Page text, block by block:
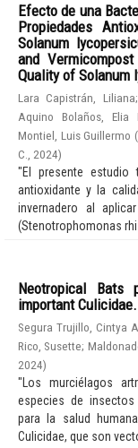
Efecto de una
Propiedades
Solanum
and
Quality of Solanum
Lara Capistrán, Liliana
Aquino Bolaños, Elia
Montiel, Luis Guillermo (
C.
2024)
"El presente estudio
antioxidante y la
invernadero al
(Stenotrophomonas
Neotropical Bats
important Culicidae.
Segura Trujillo, Cintya
Rico, Susette;
2024)
"Los murciélagos
especies de insectos
para la salud
Culicidae, que son